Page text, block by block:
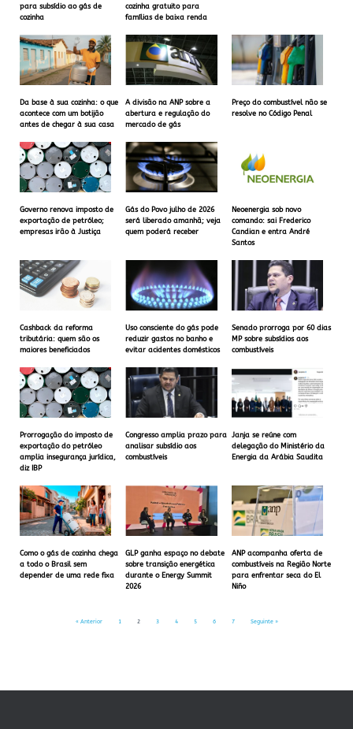
para subsídio ao gás de
cozinha
cozinha gratuito para
famílias de baixa renda
Da base à sua cozinha: o que
acontece com um botijão
antes de chegar à sua casa
A divisão na ANP sobre a
abertura e regulação do
mercado de gás
Preço do combustível não se
resolve no Código Penal
Governo renova imposto de
exportação de petróleo;
empresas irão à Justiça
Gás do Povo julho de 2026
será liberado amanhã; veja
quem poderá receber
Neoenergia sob novo
comando: sai Frederico
Candian e entra André
Santos
Cashback da reforma
tributária: quem são os
maiores beneficiados
Uso consciente do gás pode
reduzir gastos no banho e
evitar acidentes domésticos
Senado prorroga por 60 dias
MP sobre subsídios aos
combustíveis
Prorrogação do imposto de
exportação do petróleo
amplia insegurança jurídica,
diz IBP
Congresso amplia prazo para
analisar subsídio aos
combustíveis
Janja se reúne com
delegação do Ministério da
Energia da Arábia Saudita
Como o gás de cozinha chega
a todo o Brasil sem
depender de uma rede fixa
GLP ganha espaço no debate
sobre transição energética
durante o Energy Summit
2026
ANP acompanha oferta de
combustíveis na Região Norte
para enfrentar seca do El
Niño
« Anterior 1 2 3 4 5 6 7 Seguinte »